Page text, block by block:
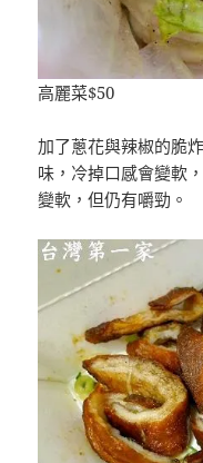
高麗菜$50
加了蔥花與辣椒的脆
味，冷掉口感會變軟
變軟，但仍有嚼勁。